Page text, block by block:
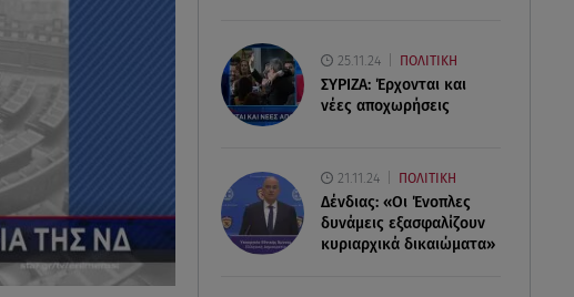
25.11.24 ΠΟΛΙΤΙΚΗ
ΣΥΡΙΖΑ: Έρχονται και
νέες αποχωρήσεις
21.11.24 ΠΟΛΙΤΙΚΗ
Δένδιας: «Οι Ένοπλες
δυνάμεις εξασφαλίζουν
κυριαρχικά δικαιώματα»